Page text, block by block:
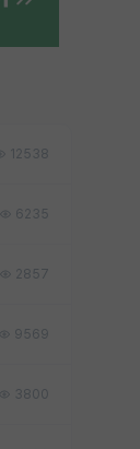
12538
6235
2857
9569
3800